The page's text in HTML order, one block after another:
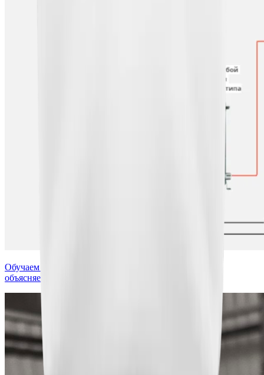
Обучаем персонал после монтажа. Показываем схему,
объясняем параметры, снимаем видео